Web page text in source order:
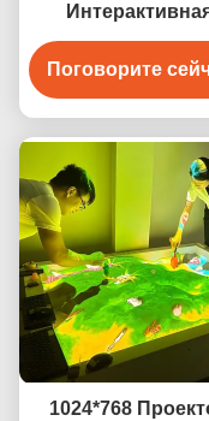
проекционная
Поговорите
1024*768